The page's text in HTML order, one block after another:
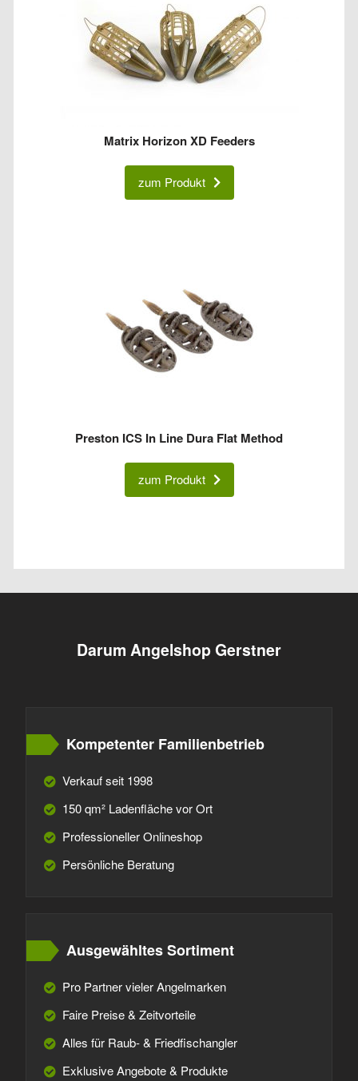
Matrix Horizon XD Feeders
zum Produkt
Preston ICS In Line Dura Flat Method
zum Produkt
Darum Angelshop Gerstner
Kompetenter Familienbetrieb
Verkauf seit 1998
150 qm² Ladenfläche vor Ort
Professioneller Onlineshop
Persönliche Beratung
Ausgewähltes Sortiment
Pro Partner vieler Angelmarken
Faire Preise & Zeitvorteile
Alles für Raub- & Friedfischangler
Exklusive Angebote & Produkte